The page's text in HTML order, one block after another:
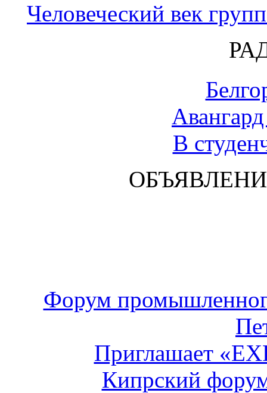
Человеческий век
В
Форум
Приглашает
Кипрский